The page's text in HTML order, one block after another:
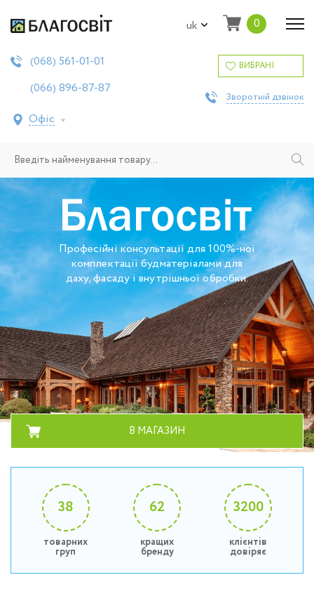
uk 0
(068) 561-01-01
(066) 896-87-87
Офіс
ВИБРАНІ
Зворотній дзвінок
Професійні консультації для 100%-ної
комплектації будматеріалами для
даху, фасаду і внутрішньої обробки.
В МАГАЗИН
38
товарних
груп
62
кращих
бренду
3200
клієнтів
довіряє